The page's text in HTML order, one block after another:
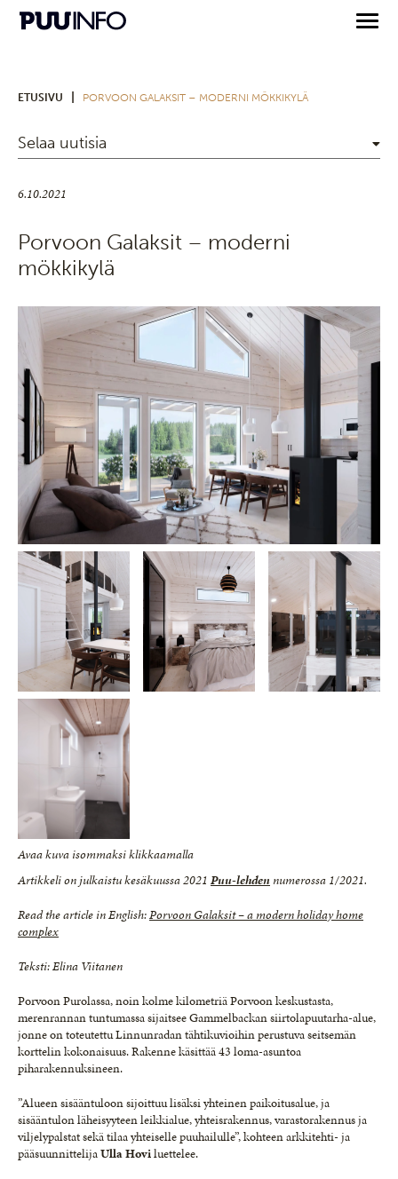
ETUSIVU PORVOON GALAKSIT – MODERNI MÖKKIKYLÄ
Selaa uutisia
6.10.2021
Porvoon Galaksit – moderni
mökkikylä
Avaa kuva isommaksi klikkaamalla
Artikkeli on julkaistu kesäkuussa 2021 Puu-lehden numerossa 1/2021.
Read the article in English:Porvoon Galaksit – a modern holiday home
complex
Teksti: Elina Viitanen
Porvoon Purolassa, noin kolme kilometriä Porvoon keskustasta,
merenrannan tuntumassa sijaitsee Gammelbackan siirtolapuutarha-alue,
jonne on toteutettu Linnunradan tähtikuvioihin perustuva seitsemän
korttelin kokonaisuus. Rakenne käsittää 43 loma-asuntoa
piharakennuksineen.
”Alueen sisääntuloon sijoittuu lisäksi yhteinen paikoitusalue, ja
sisääntulon läheisyyteen leikkialue, yhteisrakennus, varastorakennus ja
viljelypalstat sekä tilaa yhteiselle puuhailulle”, kohteen arkkitehti- ja
pääsuunnittelijaUlla Hoviluettelee.